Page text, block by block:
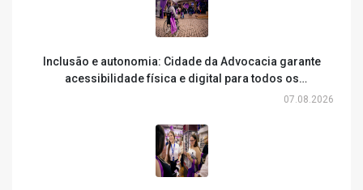
Inclusão e autonomia: Cidade da Advocacia garante
acessibilidade física e digital para todos os
07.08.2026